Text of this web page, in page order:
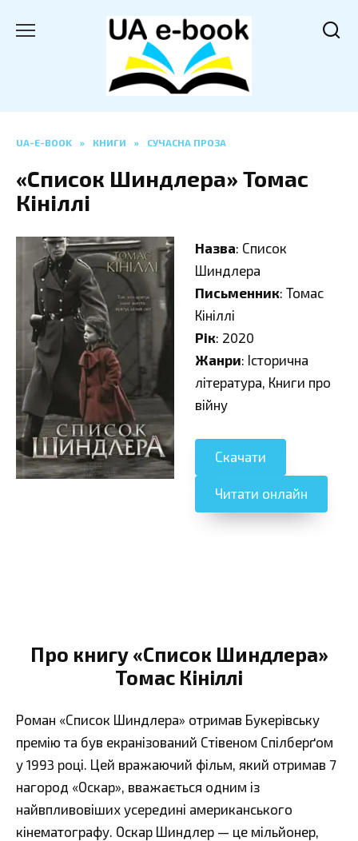
UA-E-BOOK » КНИГИ » СУЧАСНА ПРОЗА
«Список Шиндлера» Томас
Кініллі
Назва: Список
Шиндлера
Письменник: Томас
Кініллі
Рік: 2020
Жанри: Історична
література, Книги про
війну
Скачати
Читати онлайн
Про книгу «Список Шиндлера»
Томас Кініллі
Роман «Список Шиндлера» отримав Букерівську
премію та був екранізований Стівеном Спілберґом
у 1993 році. Цей вражаючий фільм, який отримав 7
нагород «Оскар», вважається одним із
найвпливовіших усередині американського
кінематографу. Оскар Шиндлер — це мільйонер,